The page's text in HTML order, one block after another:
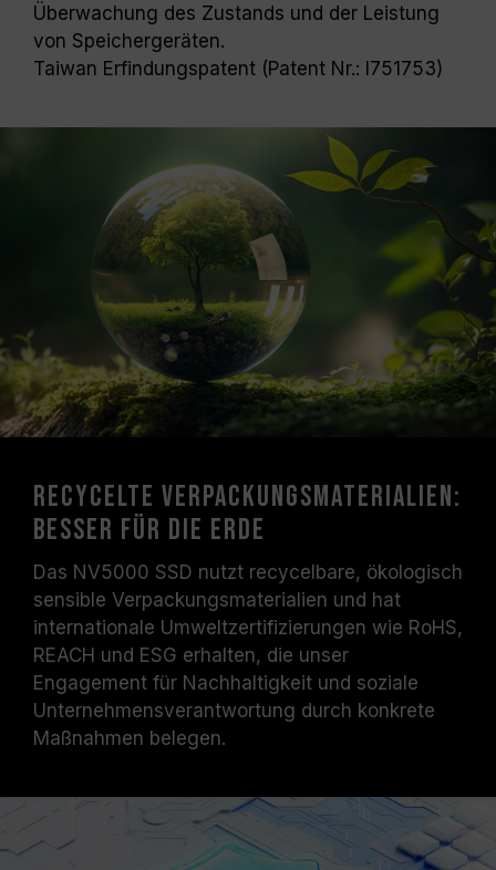
Überwachung des Zustands und der Leistung
von Speichergeräten.
Taiwan Erfindungspatent (Patent Nr.: I751753)
Recycelte Verpackungsmaterialien:
Besser für die Erde
Das NV5000 SSD nutzt recycelbare, ökologisch
sensible Verpackungsmaterialien und hat
internationale Umweltzertifizierungen wie RoHS,
REACH und ESG erhalten, die unser
Engagement für Nachhaltigkeit und soziale
Unternehmensverantwortung durch konkrete
Maßnahmen belegen.